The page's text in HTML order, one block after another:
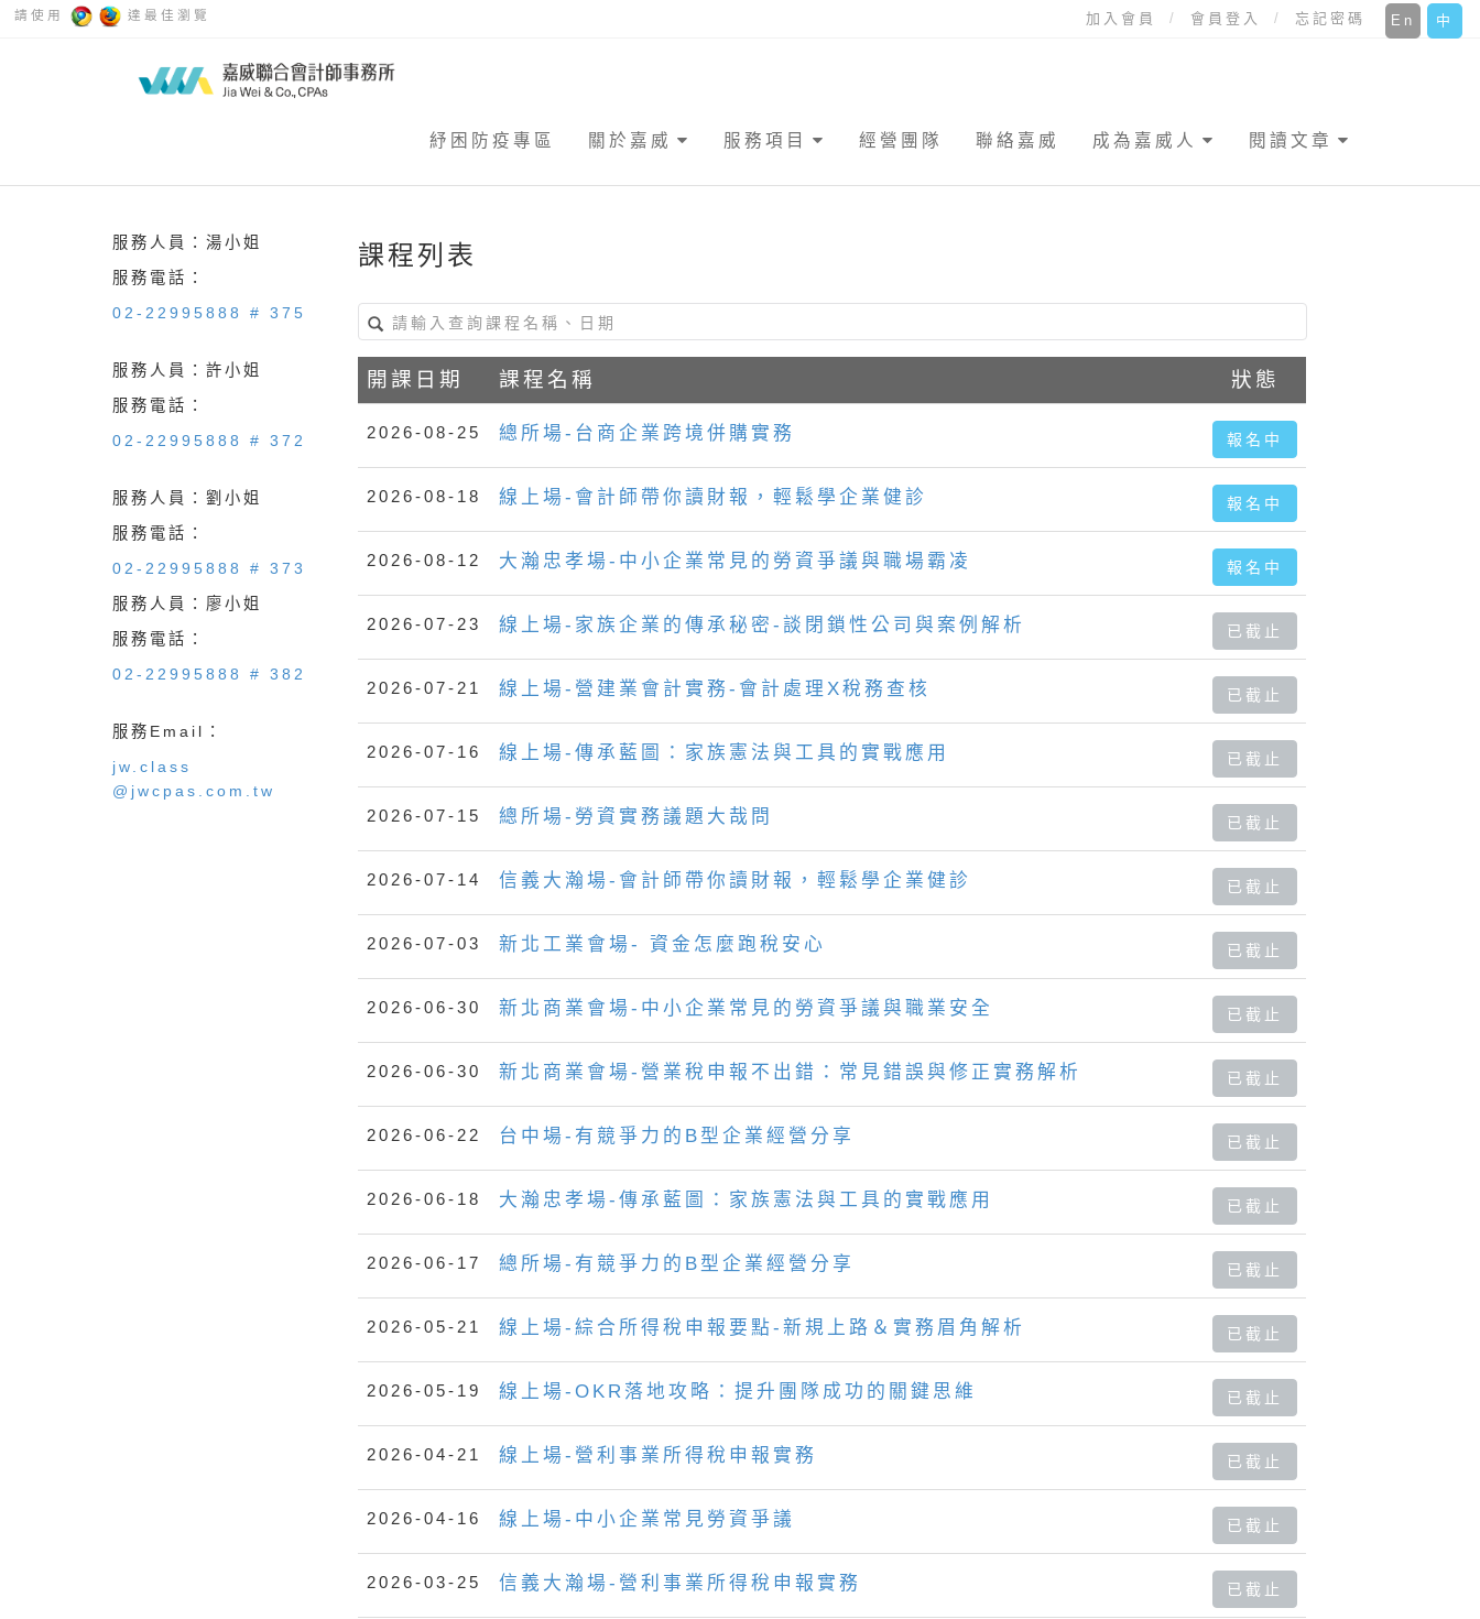
請使用 達最佳瀏覽 中
En
加入會員 會員登入 忘記密碼
紓困防疫專區 關於嘉威 服務項目 經營團隊 聯絡嘉威 成為嘉威人 閱讀文章
服務人員：湯小姐
服務電話：
02-22995888 # 375
服務人員：許小姐
服務電話：
02-22995888 # 372
服務人員：劉小姐
服務電話：
02-22995888 # 373
服務人員：廖小姐
服務電話：
02-22995888 # 382
服務Email：
jw.class
@jwcpas.com.tw
課程列表
開課日期 課程名稱 狀態
2026-08-25 總所場-台商企業跨境併購實務 報名中
2026-08-18 線上場-會計師帶你讀財報，輕鬆學企業健診 報名中
2026-08-12 大瀚忠孝場-中小企業常見的勞資爭議與職場霸凌 報名中
2026-07-23 線上場-家族企業的傳承秘密-談閉鎖性公司與案例解析 已截止
2026-07-21 線上場-營建業會計實務-會計處理X稅務查核 已截止
2026-07-16 線上場-傳承藍圖：家族憲法與工具的實戰應用 已截止
2026-07-15 總所場-勞資實務議題大哉問 已截止
2026-07-14 信義大瀚場-會計師帶你讀財報，輕鬆學企業健診 已截止
2026-07-03 新北工業會場- 資金怎麼跑稅安心 已截止
2026-06-30 新北商業會場-中小企業常見的勞資爭議與職業安全 已截止
2026-06-30 新北商業會場-營業稅申報不出錯：常見錯誤與修正實務解析 已截止
2026-06-22 台中場-有競爭力的B型企業經營分享 已截止
2026-06-18 大瀚忠孝場-傳承藍圖：家族憲法與工具的實戰應用 已截止
2026-06-17 總所場-有競爭力的B型企業經營分享 已截止
2026-05-21 線上場-綜合所得稅申報要點-新規上路＆實務眉角解析 已截止
2026-05-19 線上場-OKR落地攻略：提升團隊成功的關鍵思維 已截止
2026-04-21 線上場-營利事業所得稅申報實務 已截止
2026-04-16 線上場-中小企業常見勞資爭議 已截止
2026-03-25 信義大瀚場-營利事業所得稅申報實務 已截止